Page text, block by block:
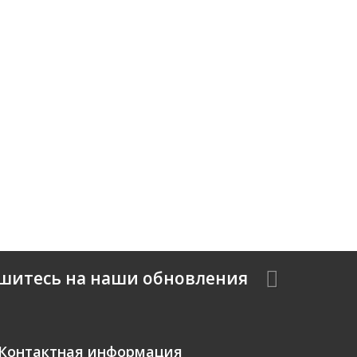
на наши обновления
Контактная информация